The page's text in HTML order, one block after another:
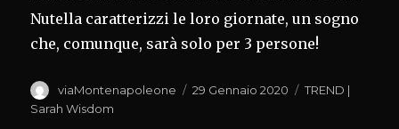
Nutella caratterizzi le loro giornate, un sogno
che, comunque, sarà solo per 3 persone!
Autore
viaMontenapoleone
Pubblicato
29 Gennaio 2020 Categorie
TREND |
Sarah Wisdom